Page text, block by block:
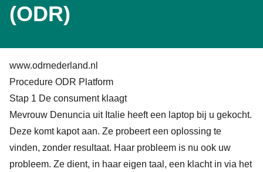
(ODR)
www.odrnederland.nl
Procedure ODR Platform
Stap 1 De consument klaagt
Mevrouw Denuncia uit Italie heeft een laptop bij u gekocht.
Deze komt kapot aan. Ze probeert een oplossing te
vinden, zonder resultaat. Haar probleem is nu ook uw
probleem. Ze dient, in haar eigen taal, een klacht in via het